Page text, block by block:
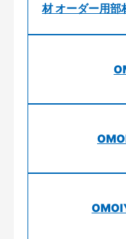
材 オーダー用部